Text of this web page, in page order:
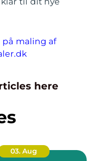
på maling af
here
03. Aug